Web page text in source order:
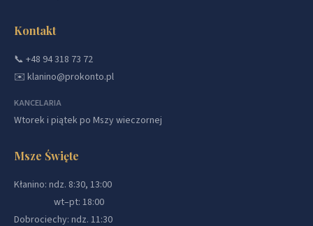
Kontakt
📞 +48 94 318 73 72
✉️ klanino@prokonto.pl
KANCELARIA
Wtorek i piątek po Mszy wieczornej
Msze Święte
Kłanino: ndz. 8:30, 13:00
wt–pt: 18:00
Dobrociechy: ndz. 11:30